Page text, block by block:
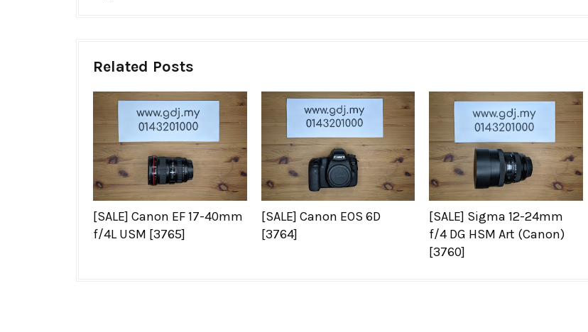
Related Posts
[SALE] Canon EF 17-40mm
f/4L USM [3765]
[SALE] Canon EOS 6D
[3764]
[SALE] Sigma 12-24mm
f/4 DG HSM Art (Canon)
[3760]